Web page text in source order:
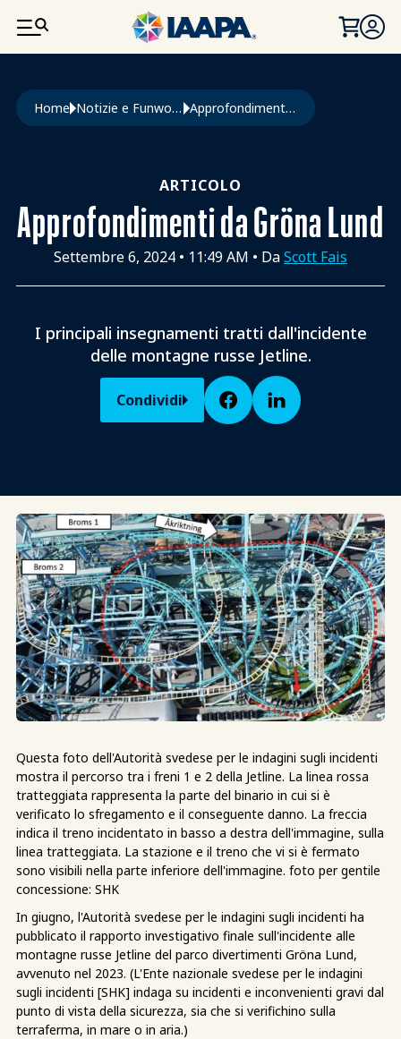
SALTA AL CONTENUTO PRINCIPALE
Briciole di pane
Home Notizie e Funworld Approfondimenti Da Gröna Lund
ARTICOLO
Approfondimenti da Gröna Lund
Settembre 6, 2024 • 11:49 AM • DaScott Fais
I principali insegnamenti tratti dall'incidente
delle montagne russe Jetline.
Condividi
Questa foto dell'Autorità svedese per le indagini sugli incidenti
mostra il percorso tra i freni 1 e 2 della Jetline. La linea rossa
tratteggiata rappresenta la parte del binario in cui si è
verificato lo sfregamento e il conseguente danno. La freccia
indica il treno incidentato in basso a destra dell'immagine, sulla
linea tratteggiata. La stazione e il treno che vi si è fermato
sono visibili nella parte inferiore dell'immagine. foto per gentile
concessione: SHK
In giugno, l'Autorità svedese per le indagini sugli incidenti ha
pubblicato il rapporto investigativo finale sull'incidente alle
montagne russe Jetline del parco divertimenti Gröna Lund,
avvenuto nel 2023. (L'Ente nazionale svedese per le indagini
sugli incidenti [SHK] indaga su incidenti e inconvenienti gravi dal
punto di vista della sicurezza, sia che si verifichino sulla
terraferma, in mare o in aria.)